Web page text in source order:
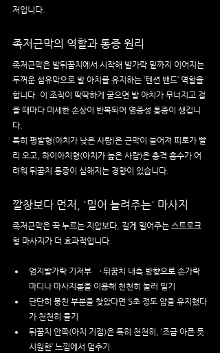
저입니다.
족저근막의 역할과 통증 원리
족저근막은 발뒤꿈치에서 시작해 발가락 밑까지 이어지는
두꺼운 섬유막으로 발 아치를 유지하는 ‘텐션 밴드’ 역할을
합니다. 이 조직이 딱딱하게 굳으면 발 아치가 무너지고 걸
을 때마다 미세한 손상이 반복되어 염증성 통증이 생깁니
다.
특히 평발형(아치가 낮은 사람)은 근막이 늘어져 피로가 빨
리 오고, 하이아치형(아치가 높은 사람)은 충격 흡수가 어
려워 뒤꿈치 통증이 심해지는 경향이 있습니다.
깔창보다 먼저, '밀어 늘려주는' 마사지
족저근막은 꾹 누르는 지압보다, 길게 밀어주는 스트로크
형 마사지가 더 효과적입니다.
엄지발가락 기저부 → 뒤꿈치 내측 방향으로 손가락
마디나 마사지볼을 이용해 천천히 눌러 밀기
단단히 뭉친 부분을 찾았다면 5초 정도 압을 유지했다
가 천천히 풀기
뒤꿈치 안쪽(아치 기점)은 특히 천천히, ‘조금 아픈 듯
시원한’ 느낌에서 멈추기